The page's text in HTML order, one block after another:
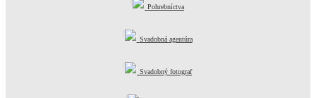
Pohrebníctva
Svadobná agentúra
Svadobný fotograf